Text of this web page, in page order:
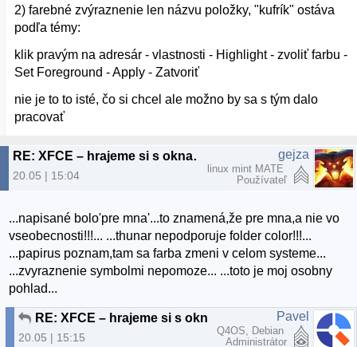
2) farebné zvýraznenie len názvu položky, "kufrík" ostáva
podľa témy:
klik pravým na adresár - vlastnosti - Highlight - zvoliť farbu -
Set Foreground - Apply - Zatvoriť
nie je to to isté, čo si chcel ale možno by sa s tým dalo
pracovať
RE: XFCE – hrajeme si s oknami 2.
20.05 | 15:04
gejza
linux mint MATE
Používateľ
...napisané bolo'pre mna'...to znamená,že pre mna,a nie vo
vseobecnosti!!!... ...thunar nepodporuje folder color!!!...
...papirus poznam,tam sa farba zmeni v celom systeme...
...zvyraznenie symbolmi nepomoze... ...toto je moj osobny
pohlad...
20.05 | 15:15
Pavel
Q4OS, Debian
Administrátor